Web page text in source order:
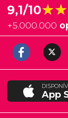
9,1/10
+5.000.000
App